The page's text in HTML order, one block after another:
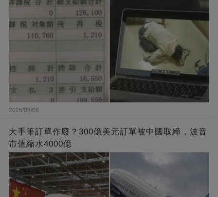
2025/08/08
大手筆訂單作廢？300億美元訂單被中國取締，波音
市值縮水4000億